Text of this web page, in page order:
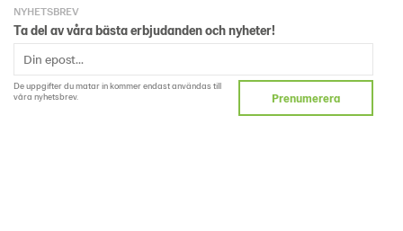
NYHETSBREV
Ta del av våra bästa erbjudanden och nyheter!
De uppgifter du matar in kommer endast användas till
våra nyhetsbrev.
Prenumerera